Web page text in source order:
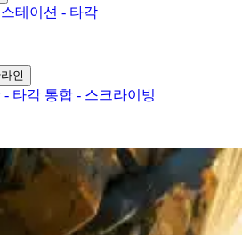
스테이션 - 타각
인
- 타각 통합 - 스크라이빙